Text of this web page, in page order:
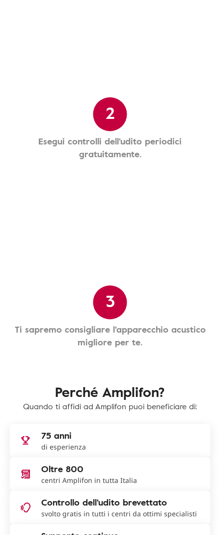
2
Esegui controlli dell'udito periodici
gratuitamente.
3
Ti sapremo consigliare l'apparecchio acustico
migliore per te.
Perché Amplifon?
Quando ti affidi ad Amplifon puoi beneficiare di:
75 anni
di esperienza
Oltre 800
centri Amplifon in tutta Italia
Controllo dell'udito brevettato
svolto gratis in tutti i centri da ottimi specialisti